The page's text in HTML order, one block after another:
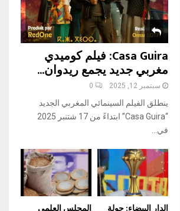
Casa Guira: فيلم كوميدي
مغربي جديد يجمع ريدوان...
سبتمبر 12, 2025 0
ينطلق الفيلم السينمائي المغربي الجديد
“Casa Guira” ابتداءً من 17 شتنبر 2025
في...
المجلس العلمي الدار البيضاء: جولة